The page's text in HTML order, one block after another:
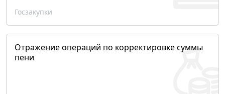
Госзакупки
Отражение операций по корректировке суммы
пени